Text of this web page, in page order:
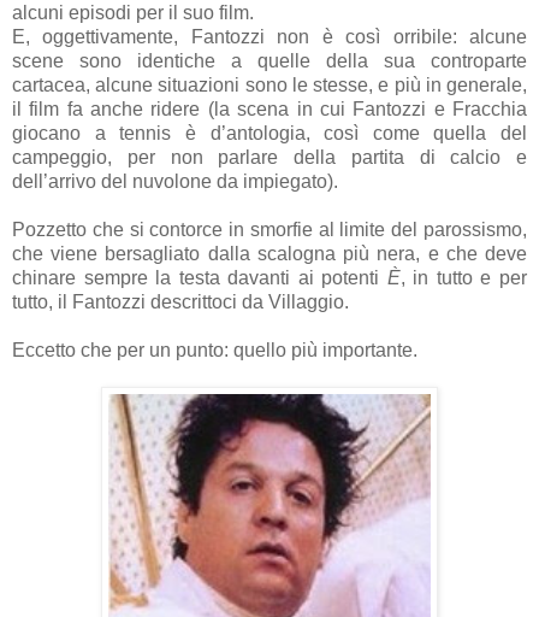
alcuni episodi per il suo film.
E, oggettivamente, Fantozzi non è così orribile: alcune
scene sono identiche a quelle della sua controparte
cartacea, alcune situazioni sono le stesse, e più in generale,
il film fa anche ridere (la scena in cui Fantozzi e Fracchia
giocano a tennis è d’antologia, così come quella del
campeggio, per non parlare della partita di calcio e
dell’arrivo del nuvolone da impiegato).
Pozzetto che si contorce in smorfie al limite del parossismo,
che viene bersagliato dalla scalogna più nera, e che deve
chinare sempre la testa davanti ai potenti È, in tutto e per
tutto, il Fantozzi descrittoci da Villaggio.
Eccetto che per un punto: quello più importante.